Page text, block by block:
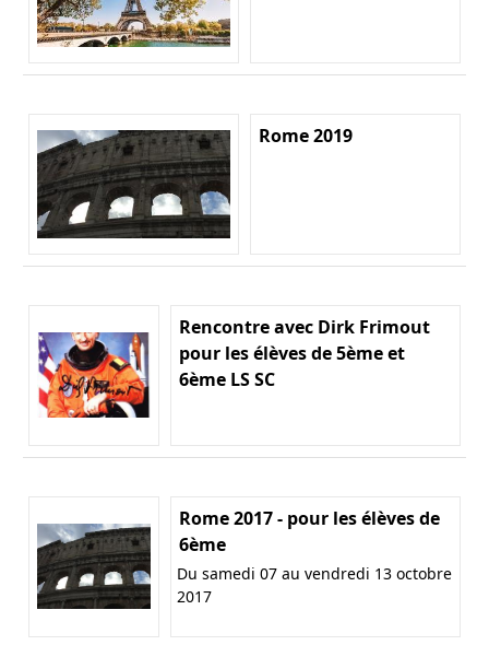
Rome 2019
Rencontre avec Dirk Frimout
pour les élèves de 5ème et
6ème LS SC
Rome 2017 - pour les élèves de
6ème
Du samedi 07 au vendredi 13 octobre
2017